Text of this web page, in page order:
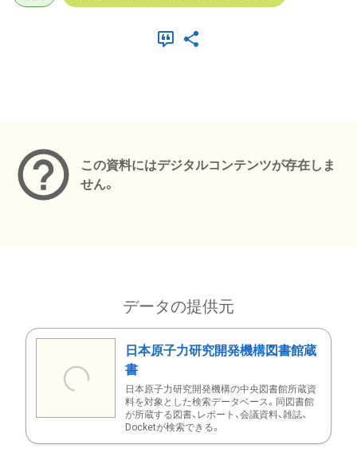
この資料にはデジタルコンテンツが存在しま
せん。
データの提供元
日本原子力研究開発機構図書館蔵
書
日本原子力研究開発機構の中央図書館所蔵資
料を対象とした検索データベース。同図書館
が所蔵する図書、レポート、会議資料、雑誌、
Docketが検索できる。